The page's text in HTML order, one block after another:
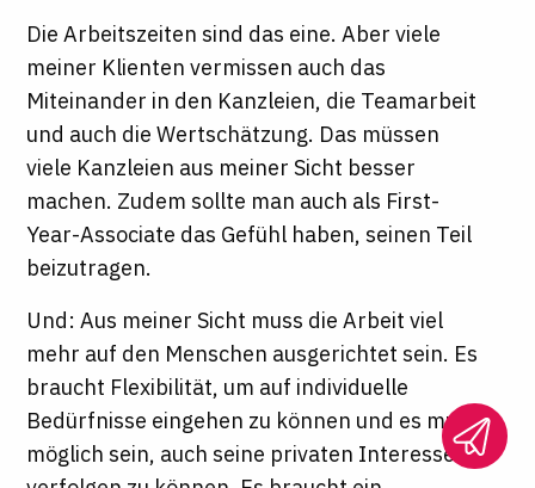
Die Arbeitszeiten sind das eine. Aber viele
meiner Klienten vermissen auch das
Miteinander in den Kanzleien, die Teamarbeit
und auch die Wertschätzung. Das müssen
viele Kanzleien aus meiner Sicht besser
machen. Zudem sollte man auch als First-
Year-Associate das Gefühl haben, seinen Teil
beizutragen.
Und: Aus meiner Sicht muss die Arbeit viel
mehr auf den Menschen ausgerichtet sein. Es
braucht Flexibilität, um auf individuelle
Bedürfnisse eingehen zu können und es muss
möglich sein, auch seine privaten Interessen